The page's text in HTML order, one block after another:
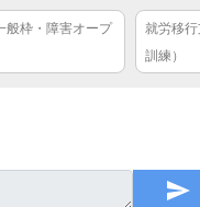
般枠・障害オープ
就労移
訓練）